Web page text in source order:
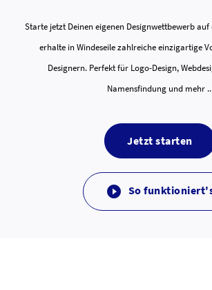
Starte jetzt Deinen eigenen Designwettbewerb auf
erhalte in Windeseile zahlreiche einzigartige
Designern. Perfekt für Logo-Design,
Namensfindung und mehr
Jetzt starten
 So